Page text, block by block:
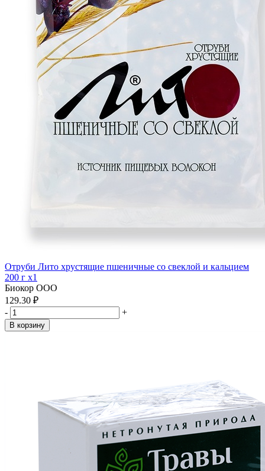
Отруби Лито хрустящие пшеничные со свеклой и кальцием
200 г x1
Биокор ООО
129.30 ₽
-
+
В корзину